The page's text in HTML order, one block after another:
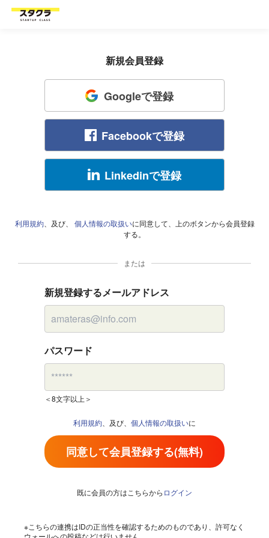
新規会員登録
Googleで登録
Facebookで登録
Linkedinで登録
利用規約、及び、 個人情報の取扱いに同意して、上のボタンから会員登録
する。
または
新規登録するメールアドレス
パスワード
＜8文字以上＞
利用規約 、及び、 個人情報の取扱いに
同意して会員登録する(無料)
既に会員の方はこちらから ログイン
※こちらの連携はIDの正当性を確認するためのものであり、許可なく
ウォールへの投稿などは行いません。